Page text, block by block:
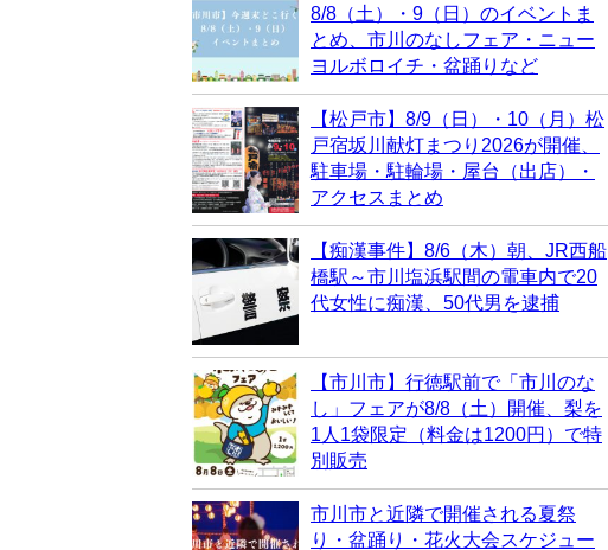
8/8（土）・9（日）のイベントま
とめ、市川のなしフェア・ニュー
ヨルボロイチ・盆踊りなど
【松戸市】8/9（日）・10（月）松
戸宿坂川献灯まつり2026が開催、
駐車場・駐輪場・屋台（出店）・
アクセスまとめ
【痴漢事件】8/6（木）朝、JR西船
橋駅～市川塩浜駅間の電車内で20
代女性に痴漢、50代男を逮捕
【市川市】行徳駅前で「市川のな
し」フェアが8/8（土）開催、梨を
1人1袋限定（料金は1200円）で特
別販売
市川市と近隣で開催される夏祭
り・盆踊り・花火大会スケジュー